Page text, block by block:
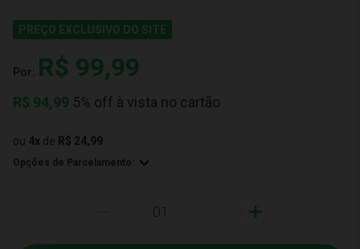
PREÇO EXCLUSIVO DO SITE
Por: R$ 99,99
R$ 94,99 5% off à vista no cartão
ou 4x de R$ 24,99
Opções de Parcelamento:
+